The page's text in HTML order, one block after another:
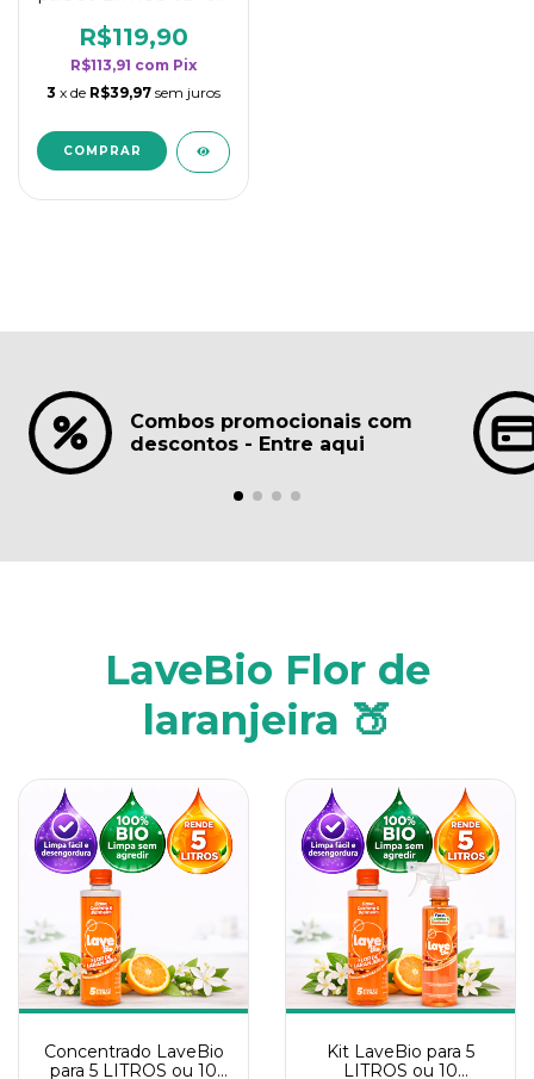
rendimento da
categoria - Lavanda
R$119,90
R$113,91 com Pix
3 x de R$39,97 sem juros
Combos promocionais com
descontos - Entre aqui
LaveBio Flor de
laranjeira 🍑
Concentrado LaveBio
para 5 LITROS ou 10
Kit LaveBio para 5
LITROS ou 10